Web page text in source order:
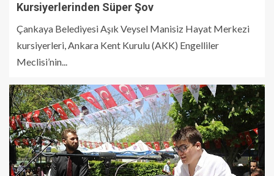
Kursiyerlerinden Süper Şov
Çankaya Belediyesi Aşık Veysel Manisiz Hayat Merkezi
kursiyerleri, Ankara Kent Kurulu (AKK) Engelliler
Meclisi’nin...